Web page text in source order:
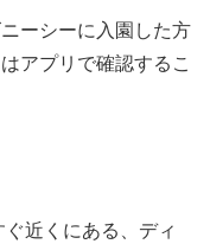
ーシーに入園した方
アプリで確認するこ
近くにある、ディ